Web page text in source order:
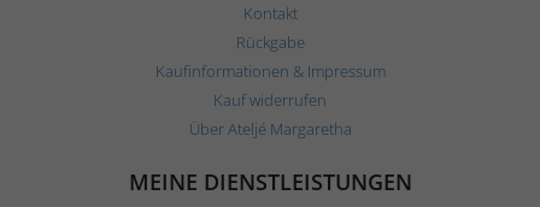
Kontakt
Rückgabe
Kaufinformationen & Impressum
Kauf widerrufen
Über Ateljé Margaretha
MEINE DIENSTLEISTUNGEN